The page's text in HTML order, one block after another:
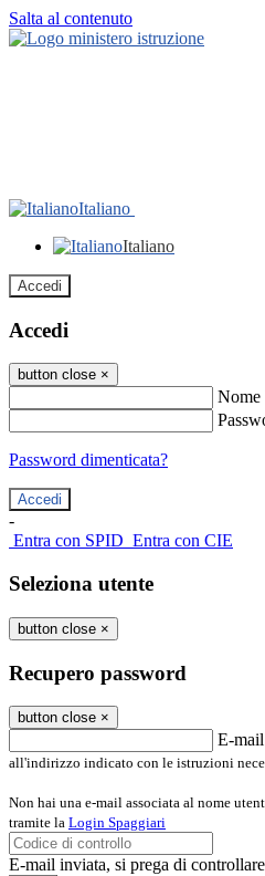
Salta al contenuto
Italiano
Italiano
Accedi
Accedi
button close ×
Nome
Password dimenticata?
-
Entra con SPID Entra con CIE
Seleziona utente
button close ×
Recupero password
button close ×
E-mail
all'indirizzo indicato con le istruzioni
Non hai una e-mail associata al nome
tramite la Login Spaggiari
E-mail inviata, si prega di